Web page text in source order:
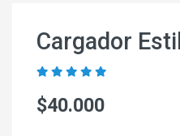
Cargador
$40.000